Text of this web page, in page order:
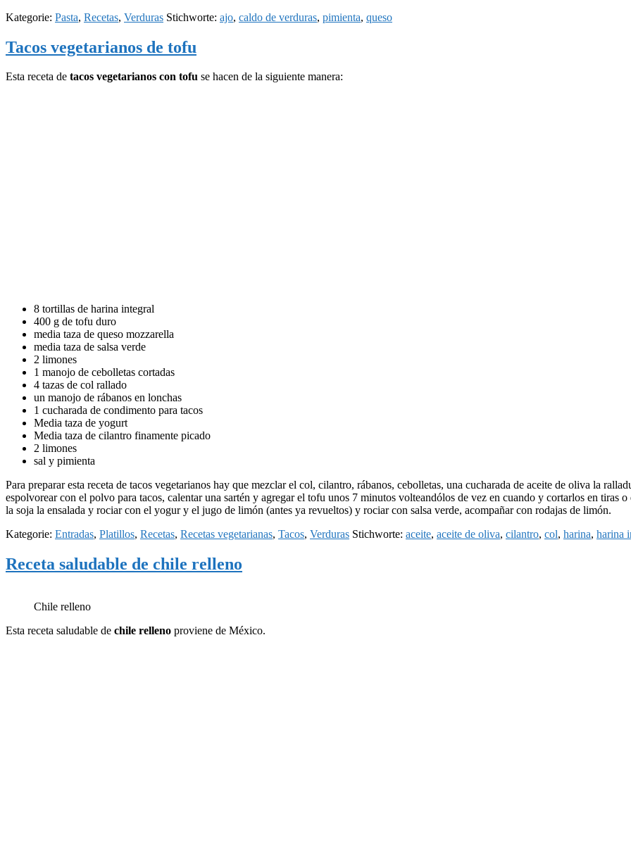
Kategorie: Pasta, Recetas, Verduras Stichworte: ajo, caldo de verduras, pimienta, queso
Tacos vegetarianos de tofu
Esta receta de tacos vegetarianos con tofu se hacen de la siguiente manera:
8 tortillas de harina integral
400 g de tofu duro
media taza de queso mozzarella
media taza de salsa verde
2 limones
1 manojo de cebolletas cortadas
4 tazas de col rallado
un manojo de rábanos en lonchas
1 cucharada de condimento para tacos
Media taza de yogurt
Media taza de cilantro finamente picado
2 limones
sal y pimienta
Para preparar esta receta de tacos vegetarianos hay que mezclar el col, cilantro, rábanos, cebolletas, una cucharada de aceite de oliva la
espolvorear con el polvo para tacos, calentar una sartén y agregar el tofu unos 7 minutos volteandólos de vez en cuando y cortarlos en tiras
la soja la ensalada y rociar con el yogur y el jugo de limón (antes ya revueltos) y rociar con salsa verde, acompañar con rodajas de limón.
Kategorie: Entradas, Platillos, Recetas, Recetas vegetarianas, Tacos, Verduras Stichworte: aceite, aceite de oliva, cilantro, col, harina, harina
Receta saludable de chile relleno
Chile relleno
Esta receta saludable de chile relleno proviene de México.